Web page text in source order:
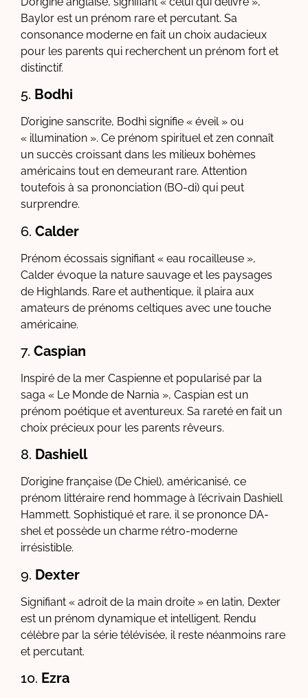
Baylor est un prénom rare et percutant. Sa
consonance moderne en fait un choix audacieux
pour les parents qui recherchent un prénom fort et
distinctif.
5. Bodhi
D’origine sanscrite, Bodhi signifie « éveil » ou
« illumination ». Ce prénom spirituel et zen connaît
un succès croissant dans les milieux bohèmes
américains tout en demeurant rare. Attention
toutefois à sa prononciation (BO-di) qui peut
surprendre.
6. Calder
Prénom écossais signifiant « eau rocailleuse »,
Calder évoque la nature sauvage et les paysages
de Highlands. Rare et authentique, il plaira aux
amateurs de prénoms celtiques avec une touche
américaine.
7. Caspian
Inspiré de la mer Caspienne et popularisé par la
saga « Le Monde de Narnia », Caspian est un
prénom poétique et aventureux. Sa rareté en fait un
choix précieux pour les parents rêveurs.
8. Dashiell
D’origine française (De Chiel), américanisé, ce
prénom littéraire rend hommage à l’écrivain Dashiell
Hammett. Sophistiqué et rare, il se prononce DA-
shel et possède un charme rétro-moderne
irrésistible.
9. Dexter
Signifiant « adroit de la main droite » en latin, Dexter
est un prénom dynamique et intelligent. Rendu
célèbre par la série télévisée, il reste néanmoins rare
et percutant.
10. Ezra